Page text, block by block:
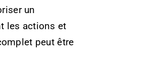
un
les actions et
peut être